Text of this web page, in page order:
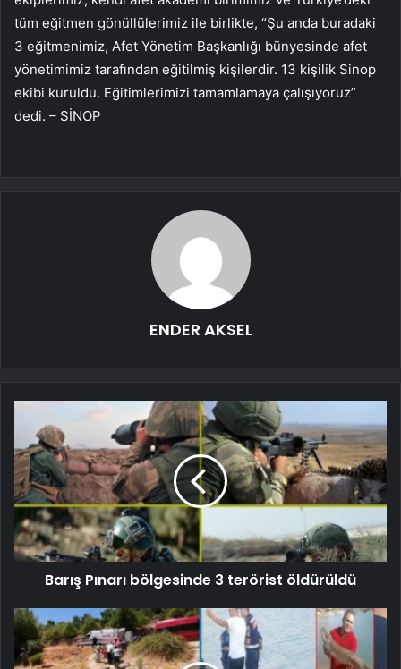
tüm eğitmen gönüllülerimiz ile birlikte, “Şu anda buradaki
3 eğitmenimiz, Afet Yönetim Başkanlığı bünyesinde afet
yönetimimiz tarafından eğitilmiş kişilerdir. 13 kişilik Sinop
ekibi kuruldu. Eğitimlerimizi tamamlamaya çalışıyoruz”
dedi. – SİNOP
ENDER AKSEL
Barış Pınarı bölgesinde 3 terörist öldürüldü